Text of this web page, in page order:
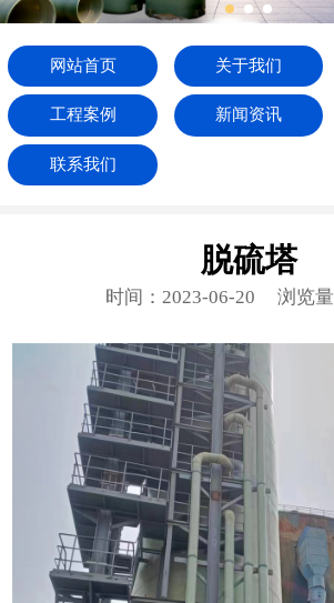
网站首页 关于我们
工程案例 新闻资讯
联系我们
脱硫塔
时间：2023-06-20 浏览